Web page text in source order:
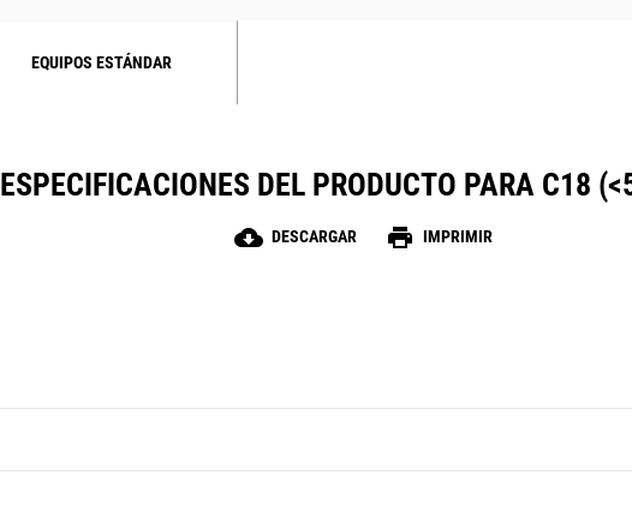
EQUIPOS ESTÁNDAR
ESPECIFICACIONES DEL PRODUCTO PARA C18
cloud_download DESCARGAR print IMPRIMIR